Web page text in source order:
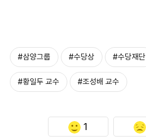
#삼양그룹 #수당상 #수당재단
#황일두 교수 #조성배 교수
1